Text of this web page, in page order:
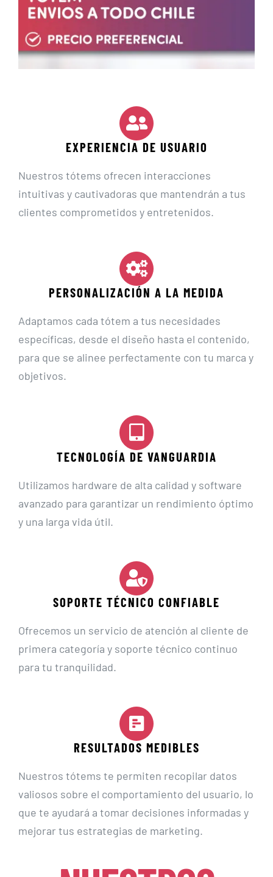
EXPERIENCIA DE USUARIO
Nuestros tótems ofrecen interacciones
intuitivas y cautivadoras que mantendrán a tus
clientes comprometidos y entretenidos.
PERSONALIZACIÓN A LA MEDIDA
Adaptamos cada tótem a tus necesidades
específicas, desde el diseño hasta el contenido,
para que se alinee perfectamente con tu marca y
objetivos.
TECNOLOGÍA DE VANGUARDIA
Utilizamos hardware de alta calidad y software
avanzado para garantizar un rendimiento óptimo
y una larga vida útil.
SOPORTE TÉCNICO CONFIABLE
Ofrecemos un servicio de atención al cliente de
primera categoría y soporte técnico continuo
para tu tranquilidad.
RESULTADOS MEDIBLES
Nuestros tótems te permiten recopilar datos
valiosos sobre el comportamiento del usuario, lo
que te ayudará a tomar decisiones informadas y
mejorar tus estrategias de marketing.